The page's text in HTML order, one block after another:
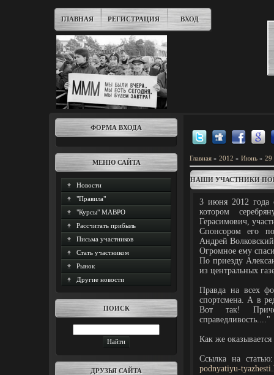
ГЛАВНАЯ РЕГИСТРАЦИЯ ВХОД
ФОРМА ВХОДА
МЕНЮ САЙТА
Новости
"Правила"
"Курсы" МАВРО
Рассчитать прибыль
Письма участников
Стать участником
Рынок
Другие новости
ПОИСК
ДРУЗЬЯ САЙТА
Главная » 2012 » Июнь » 29
НАШИ УЧАСТНИКИ
3 июня 2012 года
котором
Герасимович,
Спонсором его
Андрей
Огромное ему
По приезду
из центральных
Правда на всех
спортсмена. А в
Вот так!
справедливость...."
Как же
Ссылка на
podnyatiyu-